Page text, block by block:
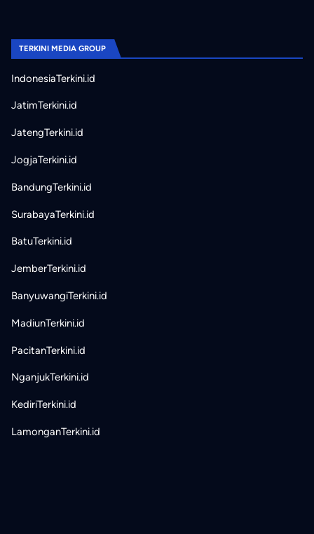
TERKINI MEDIA GROUP
IndonesiaTerkini.id
JatimTerkini.id
JatengTerkini.id
JogjaTerkini.id
BandungTerkini.id
SurabayaTerkini.id
BatuTerkini.id
JemberTerkini.id
BanyuwangiTerkini.id
MadiunTerkini.id
PacitanTerkini.id
NganjukTerkini.id
KediriTerkini.id
LamonganTerkini.id